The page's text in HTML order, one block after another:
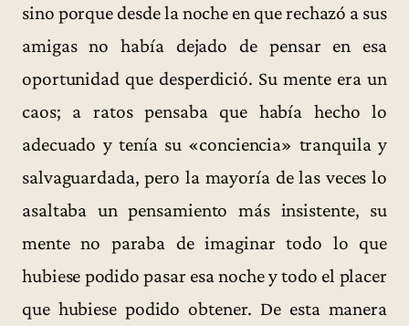
sino porque desde la noche en que rechazó a sus
amigas no había dejado de pensar en esa
oportunidad que desperdició. Su mente era un
caos; a ratos pensaba que había hecho lo
adecuado y tenía su «conciencia» tranquila y
salvaguardada, pero la mayoría de las veces lo
asaltaba un pensamiento más insistente, su
mente no paraba de imaginar todo lo que
hubiese podido pasar esa noche y todo el placer
que hubiese podido obtener. De esta manera